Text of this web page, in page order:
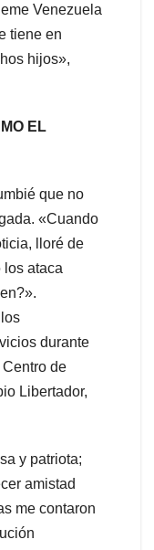
Venezuela
tiene en
hijos»,
EL
que no
«Cuando
lloré de
los ataca
durante
de
Libertador,
y patriota;
amistad
me contaron